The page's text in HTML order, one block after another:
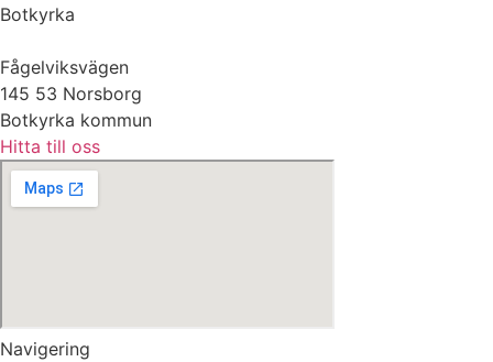
Botkyrka
Fågelviksvägen
145 53 Norsborg
Botkyrka kommun
Hitta till oss
Navigering